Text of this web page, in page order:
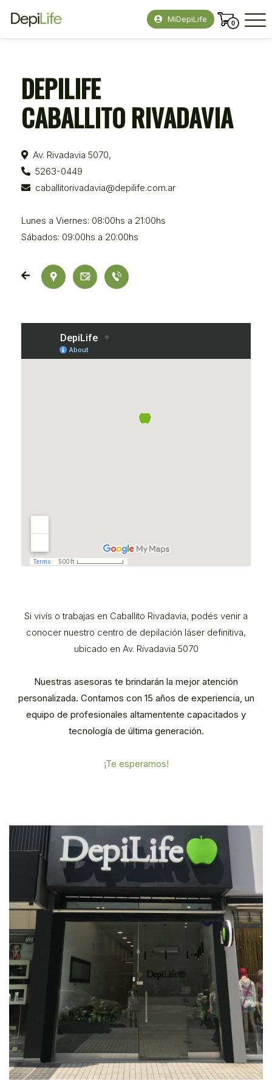
MiDepiLife 0
DEPILIFE
CABALLITO RIVADAVIA
Av. Rivadavia 5070,
5263-0449
caballitorivadavia@depilife.com.ar
Lunes a Viernes: 08:00hs a 21:00hs
Sábados: 09:00hs a 20:00hs
Si vivís o trabajas en Caballito Rivadavia, podés venir a
conocer nuestro centro de depilación láser definitiva,
ubicado en Av. Rivadavia 5070
Nuestras asesoras te brindarán la mejor atención
personalizada. Contamos con 15 años de experiencia, un
equipo de profesionales altamentente capacitados y
tecnología de última generación.
¡Te esperamos!